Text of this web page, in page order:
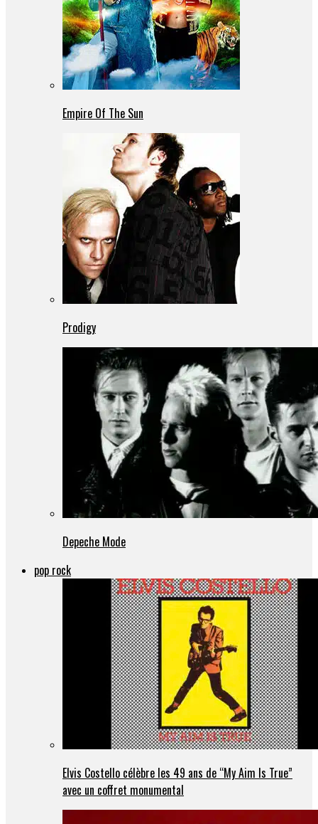
Empire Of The Sun
Prodigy
Depeche Mode
pop rock
Elvis Costello célèbre les 49 ans de “My Aim Is True”
avec un coffret monumental